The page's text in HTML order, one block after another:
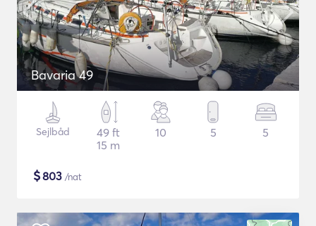
Bavaria 49
Sejlbåd
49 ft
15 m
10 5 5
$803 /nat